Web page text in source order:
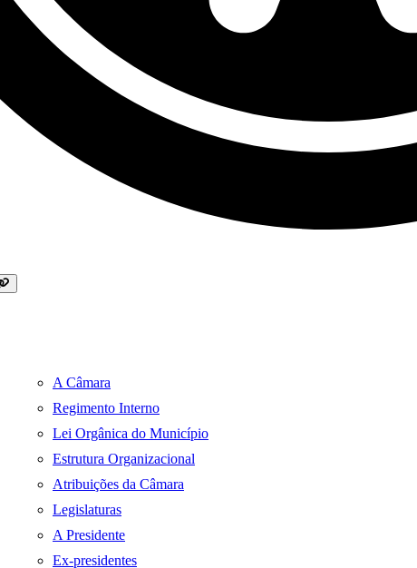
A Câmara
Regimento Interno
Lei Orgânica do Município
Estrutura Organizacional
Atribuições da Câmara
Legislaturas
A Presidente
Ex-presidentes